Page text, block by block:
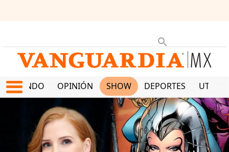
MUNDO OPINIÓN SHOW DEPORTES